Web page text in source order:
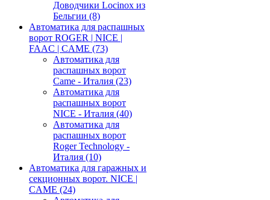
Доводчики Locinox из
Бельгии (8)
Автоматика для распашных
ворот ROGER | NICE |
FAAC | CAME (73)
Автоматика для
распашных ворот
Came - Италия (23)
Автоматика для
распашных ворот
NICE - Италия (40)
Автоматика для
распашных ворот
Roger Technology -
Италия (10)
Автоматика для гаражных и
секционных ворот. NICE |
CAME (24)